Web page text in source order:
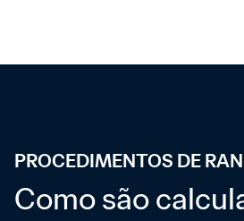
PROCEDIMENTOS DE
Como são